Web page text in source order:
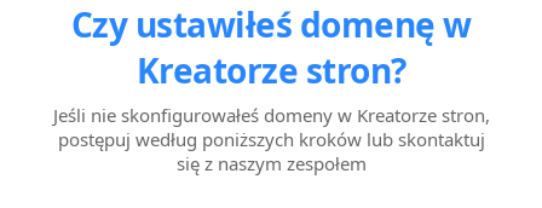
Czy ustawiłeś domenę w
Kreatorze stron?
Jeśli nie skonfigurowałeś domeny w Kreatorze stron,
postępuj według poniższych kroków lub skontaktuj
się z naszym zespołem